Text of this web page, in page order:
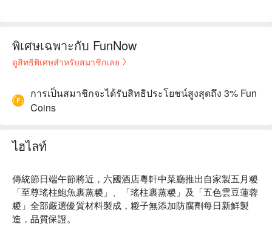
พิเศษเฉพาะกับ FunNow
ดูสิทธิพิเศษสำหรับสมาชิกเลย
การเป็นสมาชิกจะได้รับสิทธิประโยชน์สูงสุดถึง 3% Fun
Coins
ไฮไลท์
傳統節日端午節將近，六國酒店粵軒中菜廳推出自家製五月糉
「至尊瑤柱鮑魚裹蒸糉」、「瑤柱裹蒸糉」及「五色雲豆蓮蓉
糉」全部嚴選優質材料製成，糉子無添加防腐劑每日新鮮製
造，品質保證。